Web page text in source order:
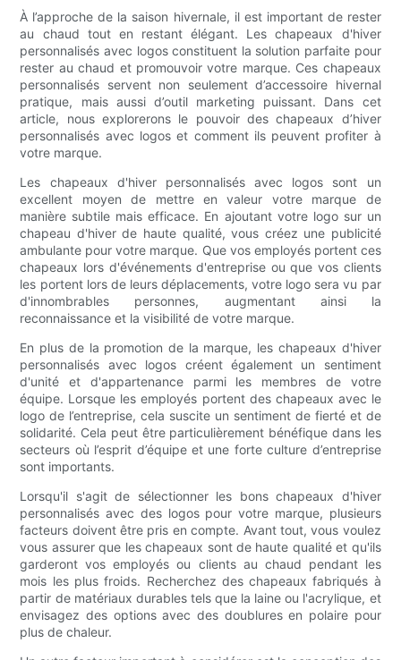
À l’approche de la saison hivernale, il est important de rester
au chaud tout en restant élégant. Les chapeaux d'hiver
personnalisés avec logos constituent la solution parfaite pour
rester au chaud et promouvoir votre marque. Ces chapeaux
personnalisés servent non seulement d’accessoire hivernal
pratique, mais aussi d’outil marketing puissant. Dans cet
article, nous explorerons le pouvoir des chapeaux d’hiver
personnalisés avec logos et comment ils peuvent profiter à
votre marque.
Les chapeaux d'hiver personnalisés avec logos sont un
excellent moyen de mettre en valeur votre marque de
manière subtile mais efficace. En ajoutant votre logo sur un
chapeau d'hiver de haute qualité, vous créez une publicité
ambulante pour votre marque. Que vos employés portent ces
chapeaux lors d'événements d'entreprise ou que vos clients
les portent lors de leurs déplacements, votre logo sera vu par
d'innombrables personnes, augmentant ainsi la
reconnaissance et la visibilité de votre marque.
En plus de la promotion de la marque, les chapeaux d'hiver
personnalisés avec logos créent également un sentiment
d'unité et d'appartenance parmi les membres de votre
équipe. Lorsque les employés portent des chapeaux avec le
logo de l’entreprise, cela suscite un sentiment de fierté et de
solidarité. Cela peut être particulièrement bénéfique dans les
secteurs où l’esprit d’équipe et une forte culture d’entreprise
sont importants.
Lorsqu'il s'agit de sélectionner les bons chapeaux d'hiver
personnalisés avec des logos pour votre marque, plusieurs
facteurs doivent être pris en compte. Avant tout, vous voulez
vous assurer que les chapeaux sont de haute qualité et qu'ils
garderont vos employés ou clients au chaud pendant les
mois les plus froids. Recherchez des chapeaux fabriqués à
partir de matériaux durables tels que la laine ou l'acrylique, et
envisagez des options avec des doublures en polaire pour
plus de chaleur.